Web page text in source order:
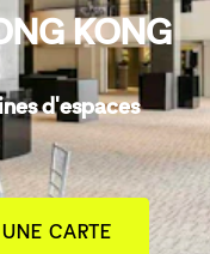
KONG
d'espaces
CARTE